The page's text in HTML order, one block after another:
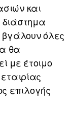
και
όλες
θα
με έτοιμο
επιλογής